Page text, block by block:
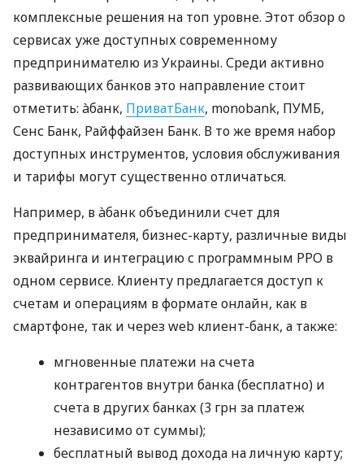
комплексные решения на топ уровне. Этот обзор о
сервисах уже доступных современному
предпринимателю из Украины. Среди активно
развивающих банков это направление стоит
отметить: àбанк, ПриватБанк, monobank, ПУМБ,
Сенс Банк, Райффайзен Банк. В то же время набор
доступных инструментов, условия обслуживания
и тарифы могут существенно отличаться.
Например, в àбанк объединили счет для
предпринимателя, бизнес-карту, различные виды
эквайринга и интеграцию с программным РРО в
одном сервисе. Клиенту предлагается доступ к
счетам и операциям в формате онлайн, как в
смартфоне, так и через web клиент-банк, а также:
мгновенные платежи на счета
контрагентов внутри банка (бесплатно) и
счета в других банках (3 грн за платеж
независимо от суммы);
бесплатный вывод дохода на личную карту;